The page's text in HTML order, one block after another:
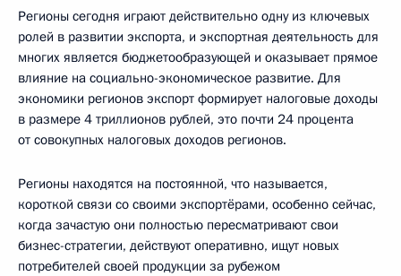
Регионы сегодня играют действительно одну из ключевых
ролей в развитии экспорта, и экспортная деятельность для
многих является бюджетообразующей и оказывает прямое
влияние на социально-экономическое развитие. Для
экономики регионов экспорт формирует налоговые доходы
в размере 4 триллионов рублей, это почти 24 процента
от совокупных налоговых доходов регионов.
Регионы находятся на постоянной, что называется,
короткой связи со своими экспортёрами, особенно сейчас,
когда зачастую они полностью пересматривают свои
бизнес-стратегии, действуют оперативно, ищут новых
потребителей своей продукции за рубежом